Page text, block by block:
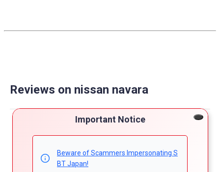
Important Notice
Beware of Scammers Impersonating S
BT Japan!
Reviews on nissan navara
4.7
4